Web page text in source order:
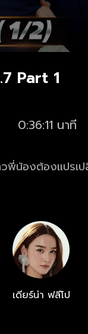
Part 1
0:36:11 นาที
น้องต้องแปรเปลี่
เดียร์น่า ฟลีโป